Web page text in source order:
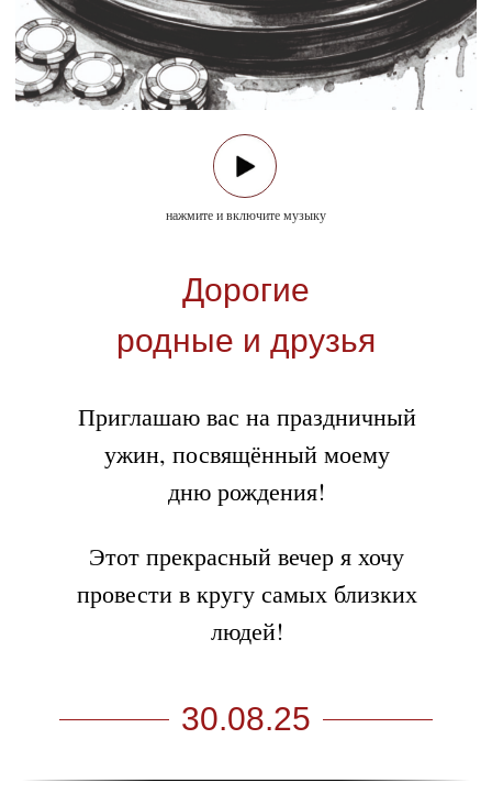
нажмите и включите музыку
Дорогие
родные и друзья
30.08.25
Приглашаю вас на праздничный
ужин, посвящённый моему
дню рождения!
Этот прекрасный вечер я хочу
провести в кругу самых близких
людей!